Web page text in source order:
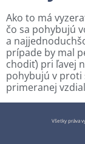
Ako to má
čo sa pohybujú
a
prípade by mal
chodiť) pri ľavej
pohybujú v proti
primeranej
Všetky práva